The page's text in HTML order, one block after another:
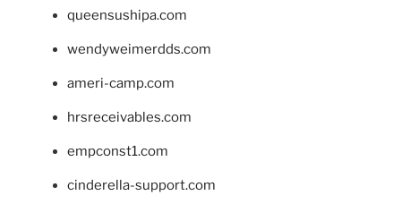
queensushipa.com
wendyweimerdds.com
ameri-camp.com
hrsreceivables.com
empconst1.com
cinderella-support.com